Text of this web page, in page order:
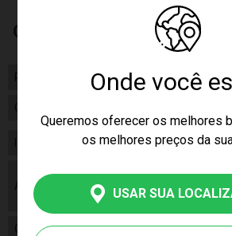
Onde você
Queremos oferecer os melhores
os melhores preços da
USAR SUA
Características
Peso
Certificado/ Selo Inmetro
10+
Aviso
As cores podem variar
mostradas acima e o
meramente ilustrativas.
Gênero Unissex